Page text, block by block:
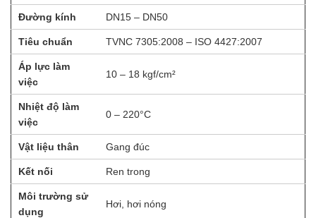
Đường kính DN15 – DN50
Tiêu chuẩn TVNC 7305:2008 – ISO 4427:2007
Áp lực làm
việc
10 – 18 kgf/cm²
Nhiệt độ làm
việc
0 – 220°C
Vật liệu thân Gang đúc
Kết nối Ren trong
Môi trường sử
dụng
Hơi, hơi nóng